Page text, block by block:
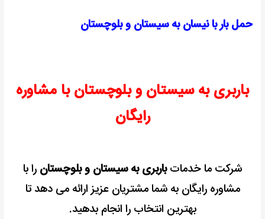
حمل بار با نیسان به سیستان و بلوچستان
باربری به سیستان و بلوچستان با مشاوره
رایگان
شرکت ما خدماتباربری به سیستان و بلوچستان را با
مشاوره رایگان به شما مشتریان عزیز ارائه می دهد تا
بهترین انتخاب را انجام بدهید.